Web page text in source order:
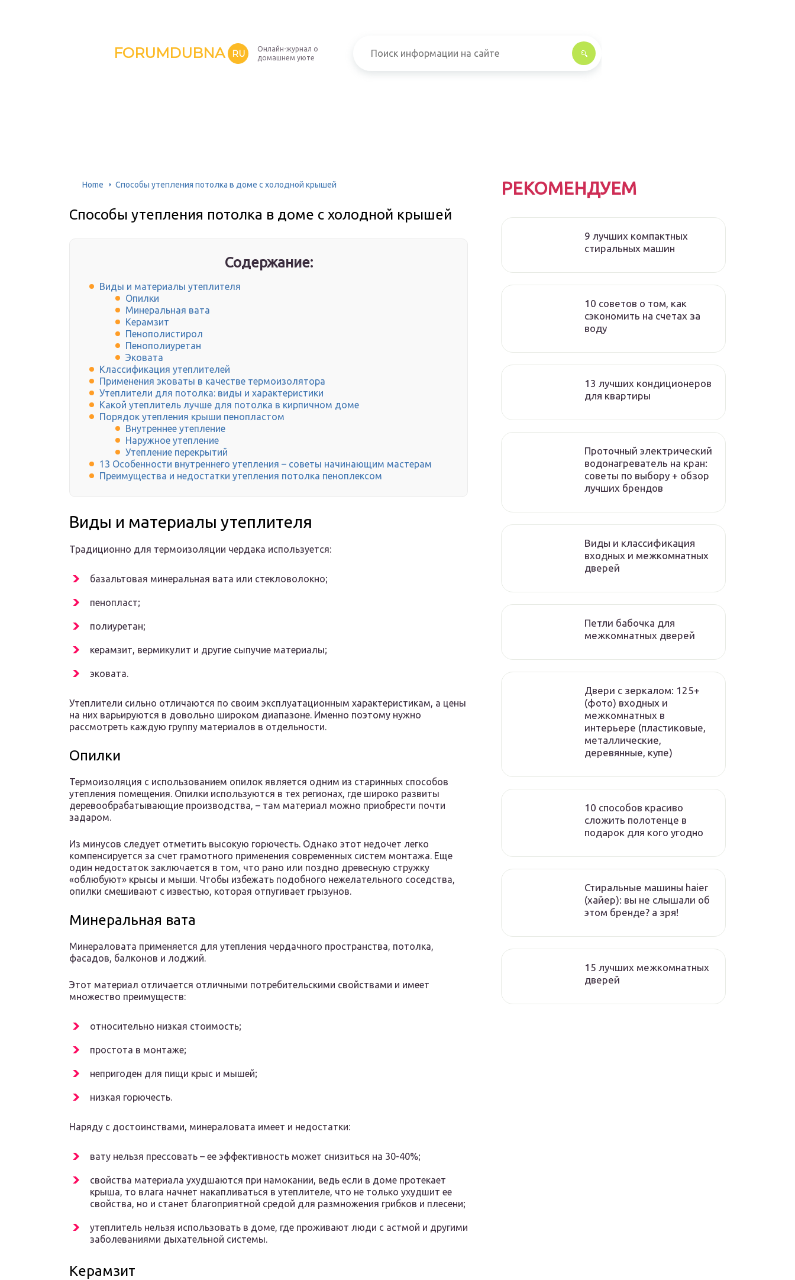
FORUMDUBNA RU
Онлайн-журнал о
домашнем уюте
Home Способы утепления потолка в доме с холодной крышей
Способы утепления потолка в доме с холодной крышей
Содержание:
Виды и материалы утеплителя
Опилки
Минеральная вата
Керамзит
Пенополистирол
Пенополиуретан
Эковата
Классификация утеплителей
Применения эковаты в качестве термоизолятора
Утеплители для потолка: виды и характеристики
Какой утеплитель лучше для потолка в кирпичном доме
Порядок утепления крыши пенопластом
Внутреннее утепление
Наружное утепление
Утепление перекрытий
13 Особенности внутреннего утепления – советы начинающим мастерам
Преимущества и недостатки утепления потолка пеноплексом
Виды и материалы утеплителя
Традиционно для термоизоляции чердака используется:
базальтовая минеральная вата или стекловолокно;
пенопласт;
полиуретан;
керамзит, вермикулит и другие сыпучие материалы;
эковата.
Утеплители сильно отличаются по своим эксплуатационным характеристикам, а цены
на них варьируются в довольно широком диапазоне. Именно поэтому нужно
рассмотреть каждую группу материалов в отдельности.
Опилки
Термоизоляция с использованием опилок является одним из старинных способов
утепления помещения. Опилки используются в тех регионах, где широко развиты
деревообрабатывающие производства, – там материал можно приобрести почти
задаром.
Из минусов следует отметить высокую горючесть. Однако этот недочет легко
компенсируется за счет грамотного применения современных систем монтажа. Еще
один недостаток заключается в том, что рано или поздно древесную стружку
«облюбуют» крысы и мыши. Чтобы избежать подобного нежелательного соседства,
опилки смешивают с известью, которая отпугивает грызунов.
Минеральная вата
Минераловата применяется для утепления чердачного пространства, потолка,
фасадов, балконов и лоджий.
Этот материал отличается отличными потребительскими свойствами и имеет
множество преимуществ:
относительно низкая стоимость;
простота в монтаже;
непригоден для пищи крыс и мышей;
низкая горючесть.
Наряду с достоинствами, минераловата имеет и недостатки:
вату нельзя прессовать – ее эффективность может снизиться на 30-40%;
свойства материала ухудшаются при намокании, ведь если в доме протекает
крыша, то влага начнет накапливаться в утеплителе, что не только ухудшит ее
свойства, но и станет благоприятной средой для размножения грибков и плесени;
утеплитель нельзя использовать в доме, где проживают люди с астмой и другими
заболеваниями дыхательной системы.
Керамзит
РЕКОМЕНДУЕМ
9 лучших компактных
стиральных машин
10 советов о том, как
сэкономить на счетах за
воду
13 лучших кондиционеров
для квартиры
Проточный электрический
водонагреватель на кран:
советы по выбору + обзор
лучших брендов
Виды и классификация
входных и межкомнатных
дверей
Петли бабочка для
межкомнатных дверей
Двери с зеркалом: 125+
(фото) входных и
межкомнатных в
интерьере (пластиковые,
металлические,
деревянные, купе)
10 способов красиво
сложить полотенце в
подарок для кого угодно
Стиральные машины haier
(хайер): вы не слышали об
этом бренде? а зря!
15 лучших межкомнатных
дверей